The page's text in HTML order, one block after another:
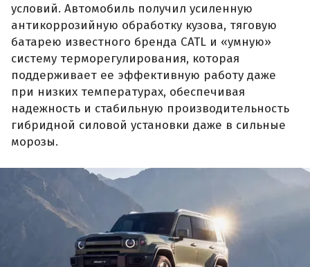
условий. Автомобиль получил усиленную
антикоррозийную обработку кузова, тяговую
батарею известного бренда CATL и «умную»
систему терморегулирования, которая
поддерживает ее эффективную работу даже
при низких температурах, обеспечивая
надежность и стабильную производительность
гибридной силовой установки даже в сильные
морозы.